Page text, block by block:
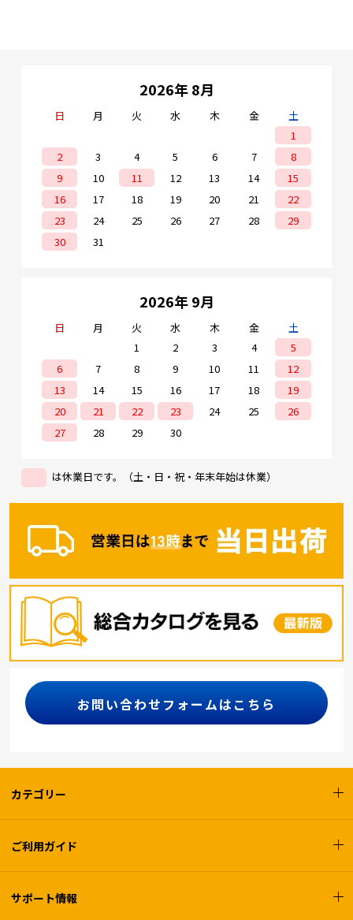
能に掲載している推奨バッテリをご確
認ください ※充電時間は各充電器
（DC40RA／DC40RB／DC40WA／
DC40WB）使用時の目安です。
2026年 8月
日 月 火 水 木 金
土
1
2
3 4 5 6 7
8
9
10 11 12 13 14
15
16
17 18 19 20 21
22
23
24 25 26 27 28
29
30
31
2026年 9月
日 月 火 水 木 金
土
1
2 3 4
5
6
7 8 9 10 11
12
13
14 15 16 17 18
19
20
21 22 23 24 25
26
27
28 29 30
は休業日です。（土・日・祝・年末年始は休業）
お問い合わせフォームはこちら
カテゴリー
ご利用ガイド
サポート情報